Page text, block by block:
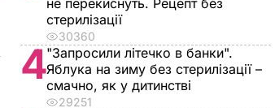
не перекиснуть. Рецепт без
стерилізації
30360
4"Запросили літечко в банки".
Яблука на зиму без стерилізації –
смачно, як у дитинстві
29251